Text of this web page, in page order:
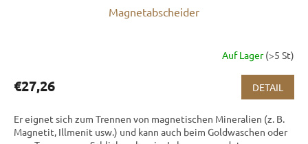
Magnetabscheider
Auf Lager(>5 St)
€27,26 DETAIL
Er eignet sich zum Trennen von magnetischen Mineralien (z. B.
Magnetit, Illmenit usw.) und kann auch beim Goldwaschen oder